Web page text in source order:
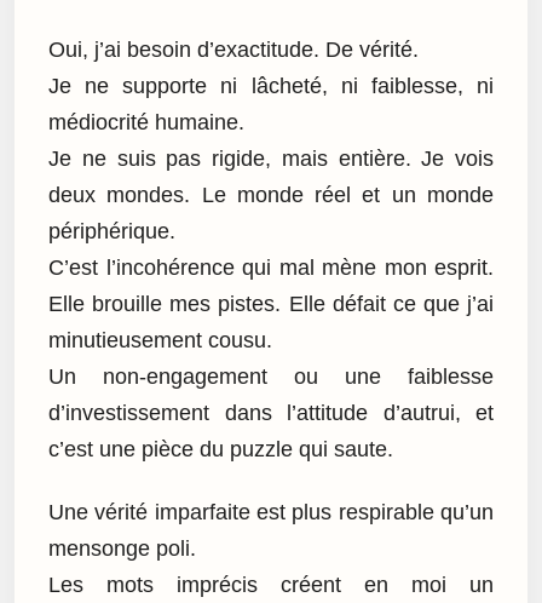
Oui, j’ai besoin d’exactitude. De vérité.
Je ne supporte ni lâcheté, ni faiblesse, ni
médiocrité humaine.
Je ne suis pas rigide, mais entière. Je vois
deux mondes. Le monde réel et un monde
périphérique.
C’est l’incohérence qui mal mène mon esprit.
Elle brouille mes pistes. Elle défait ce que j’ai
minutieusement cousu.
Un non-engagement ou une faiblesse
d’investissement dans l’attitude d’autrui, et
c’est une pièce du puzzle qui saute.
Une vérité imparfaite est plus respirable qu’un
mensonge poli.
Les mots imprécis créent en moi un